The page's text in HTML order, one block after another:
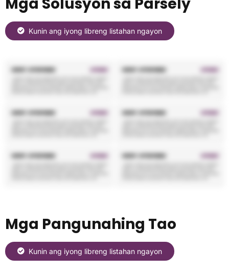
Kunin ang iyong libreng listahan ngayon
Mga Pangunahing Tao
Kunin ang iyong libreng listahan ngayon